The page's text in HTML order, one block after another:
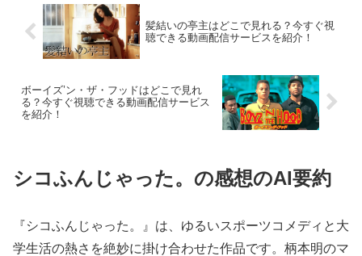
髪結いの亭主はどこで見れる？今すぐ視
聴できる動画配信サービスを紹介！
ボーイズ’ン・ザ・フッドはどこで見れ
る？今すぐ視聴できる動画配信サービス
を紹介！
シコふんじゃった。の感想のAI要約
『シコふんじゃった。』は、ゆるいスポーツコメディと大
学生活の熱さを絶妙に掛け合わせた作品です。柄本明のマ